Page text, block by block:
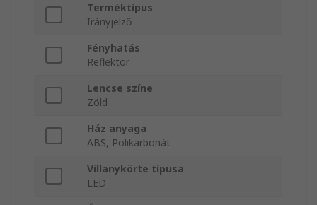
Terméktípus
Irányjelző
Fényhatás
Reflektor
Lencse színe
Zöld
Ház anyaga
ABS, Polikarbonát
Villanykörte típusa
LED